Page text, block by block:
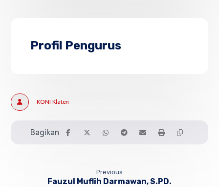
Profil Pengurus
KONI Klaten
Previous
Fauzul Muflih Darmawan, S.PD.